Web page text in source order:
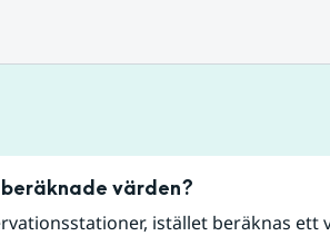
värden?
istället beräknas ett